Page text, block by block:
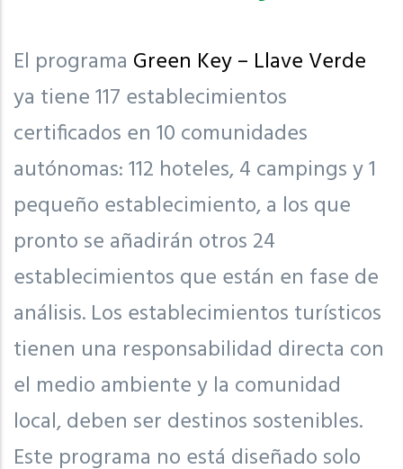
El programa Green Key – Llave Verde
ya tiene 117 establecimientos
certificados en 10 comunidades
autónomas: 112 hoteles, 4 campings y 1
pequeño establecimiento, a los que
pronto se añadirán otros 24
establecimientos que están en fase de
análisis. Los establecimientos turísticos
tienen una responsabilidad directa con
el medio ambiente y la comunidad
local, deben ser destinos sostenibles.
Este programa no está diseñado solo